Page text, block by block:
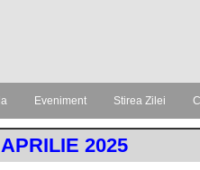
Eveniment Stirea Zilei
2025